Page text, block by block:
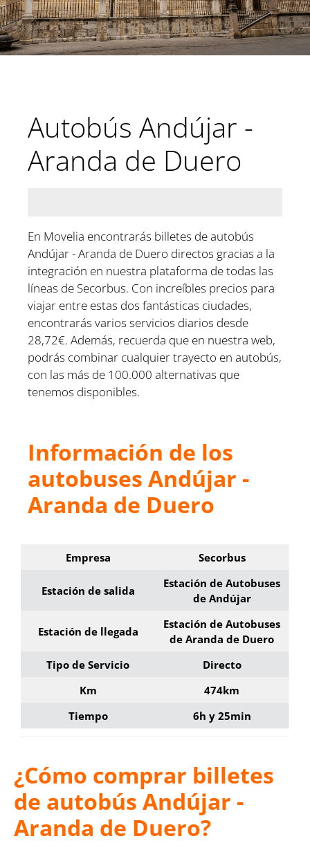
Autobús Andújar -
Aranda de Duero
En Movelia encontrarás billetes de autobús
Andújar - Aranda de Duero directos gracias a la
integración en nuestra plataforma de todas las
líneas de Secorbus. Con increíbles precios para
viajar entre estas dos fantásticas ciudades,
encontrarás varios servicios diarios desde
28,72€. Además, recuerda que en nuestra web,
podrás combinar cualquier trayecto en autobús,
con las más de 100.000 alternativas que
tenemos disponibles.
Información de los
autobuses Andújar -
Aranda de Duero
Empresa Secorbus
Estación de salida
Estación de Autobuses
de Andújar
Estación de llegada
Estación de Autobuses
de Aranda de Duero
Tipo de Servicio
Directo
Km
474km
Tiempo
6h y 25min
¿Cómo comprar billetes
de autobús Andújar -
Aranda de Duero?